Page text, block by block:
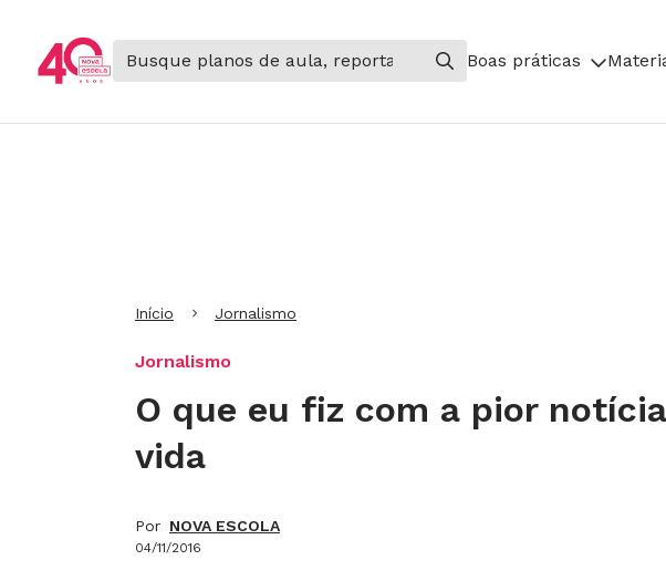
Boas práticas
Início Jornalismo
Jornalismo
O que eu fiz com a pior
vida
Por NOVA ESCOLA
04/11/2016